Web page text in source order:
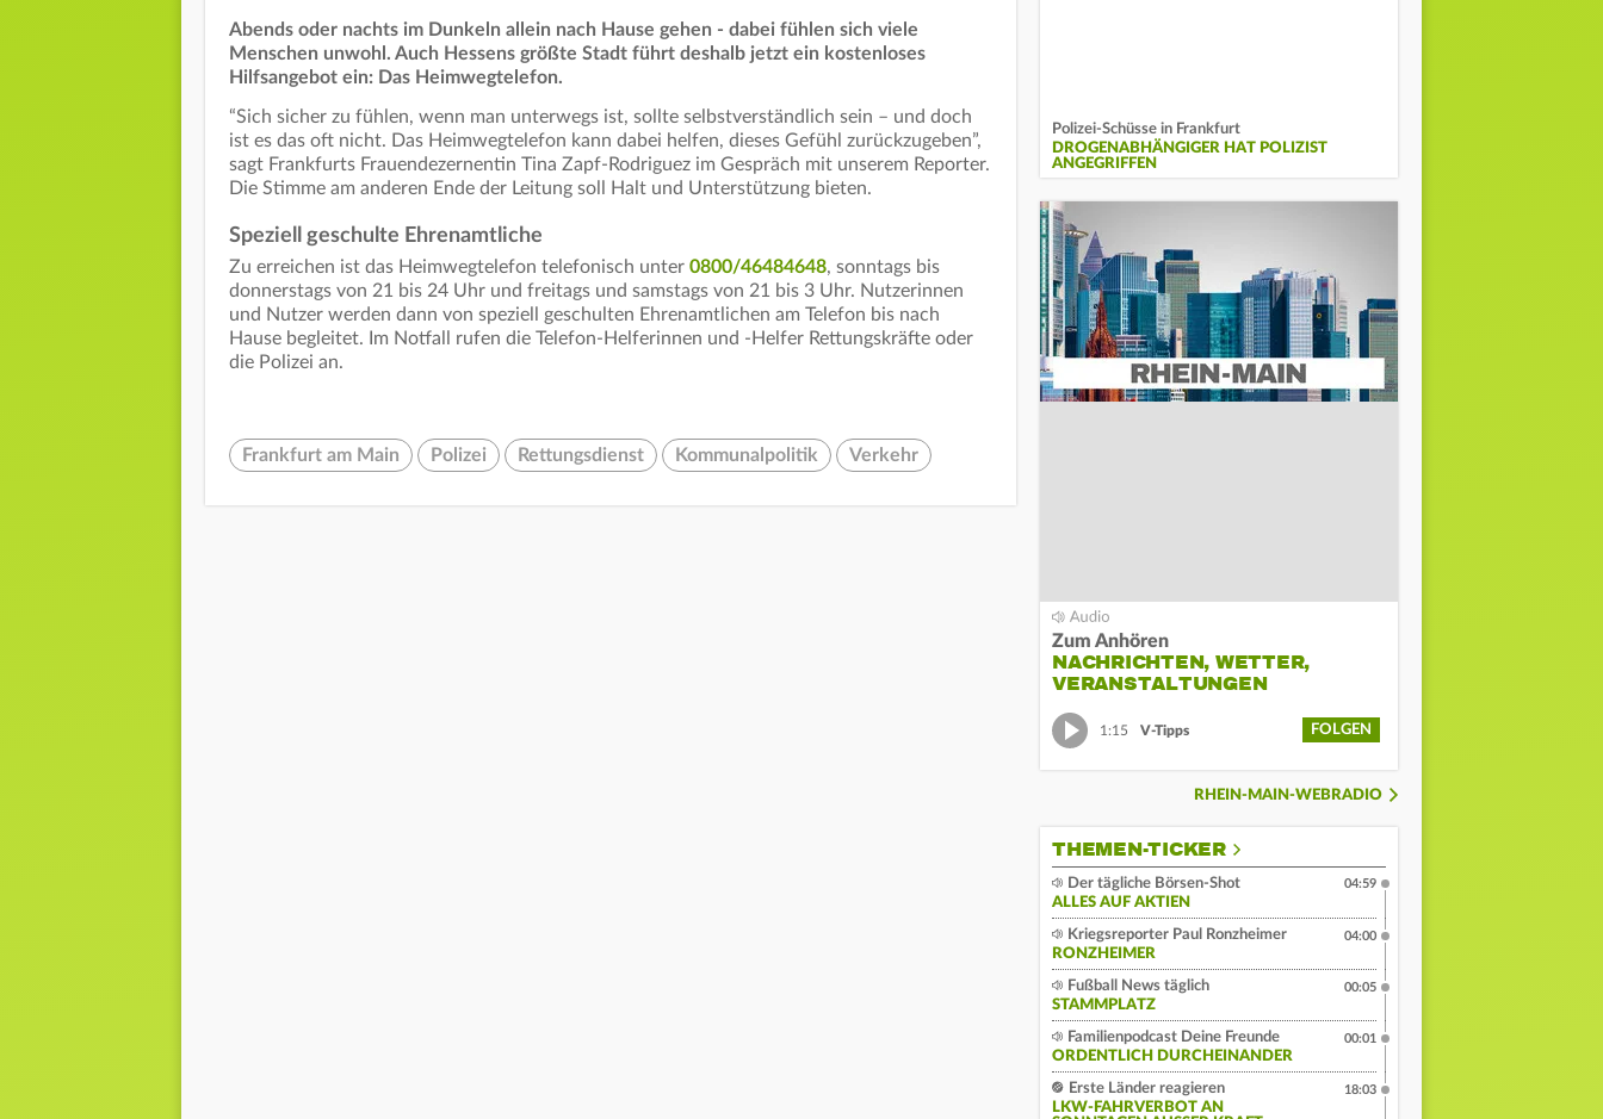
Abends oder nachts im Dunkeln allein nach Hause gehen - dabei fühlen sich viele
Menschen unwohl. Auch Hessens größte Stadt führt deshalb jetzt ein kostenloses
Hilfsangebot ein: Das Heimwegtelefon.
“Sich sicher zu fühlen, wenn man unterwegs ist, sollte selbstverständlich sein – und doch
ist es das oft nicht. Das Heimwegtelefon kann dabei helfen, dieses Gefühl zurückzugeben”,
sagt Frankfurts Frauendezernentin Tina Zapf-Rodriguez im Gespräch mit unserem Reporter.
Die Stimme am anderen Ende der Leitung soll Halt und Unterstützung bieten.
Speziell geschulte Ehrenamtliche
Zu erreichen ist das Heimwegtelefon telefonisch unter 0800/46484648, sonntags bis
donnerstags von 21 bis 24 Uhr und freitags und samstags von 21 bis 3 Uhr. Nutzerinnen
und Nutzer werden dann von speziell geschulten Ehrenamtlichen am Telefon bis nach
Hause begleitet. Im Notfall rufen die Telefon-Helferinnen und -Helfer Rettungskräfte oder
die Polizei an.
Frankfurt am Main Polizei Rettungsdienst Kommunalpolitik Verkehr
Polizei-Schüsse in Frankfurt
DROGENABHÄNGIGER HAT POLIZIST
ANGEGRIFFEN
Zum Anhören
NACHRICHTEN, WETTER,
VERANSTALTUNGEN
1:15 V-Tipps FOLGEN
RHEIN-MAIN-WEBRADIO
THEMEN-TICKER
Der tägliche Börsen-Shot
ALLES AUF AKTIEN
04:59
Kriegsreporter Paul Ronzheimer
RONZHEIMER
04:00
Fußball News täglich
STAMMPLATZ
00:05
Familienpodcast Deine Freunde
ORDENTLICH DURCHEINANDER
00:01
Erste Länder reagieren
LKW-FAHRVERBOT AN
18:03